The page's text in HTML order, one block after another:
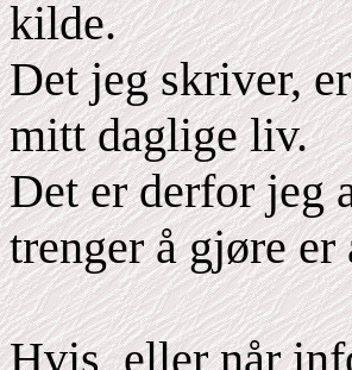
kilde.
Det jeg skriver,
mitt daglige liv.
Det er derfor jeg
trenger å gjøre
Hvis, eller når